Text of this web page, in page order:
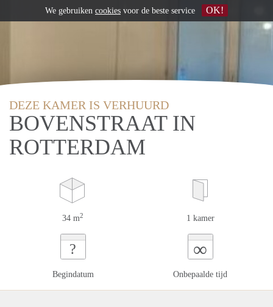
DEZE KAMER IS VERHUURD
BOVENSTRAAT IN
ROTTERDAM
34 m2 1 kamer
?
Begindatum
∞
Onbepaalde tijd
We gebruiken cookies voor de beste service OK!